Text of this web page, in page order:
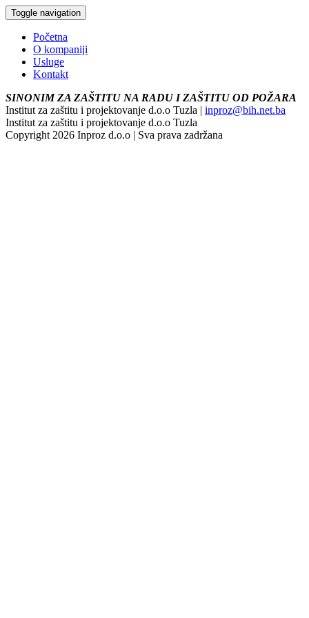
Toggle navigation
Početna
O kompaniji
Usluge
Kontakt
SINONIM ZA ZAŠTITU NA RADU I ZAŠTITU OD POŽARA
Institut za zaštitu i projektovanje d.o.o Tuzla | inproz@bih.net.ba
Institut za zaštitu i projektovanje d.o.o Tuzla
Copyright 2026 Inproz d.o.o | Sva prava zadržana